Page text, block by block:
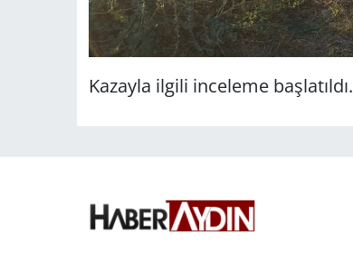
Kazayla ilgili inceleme başlatıldı.